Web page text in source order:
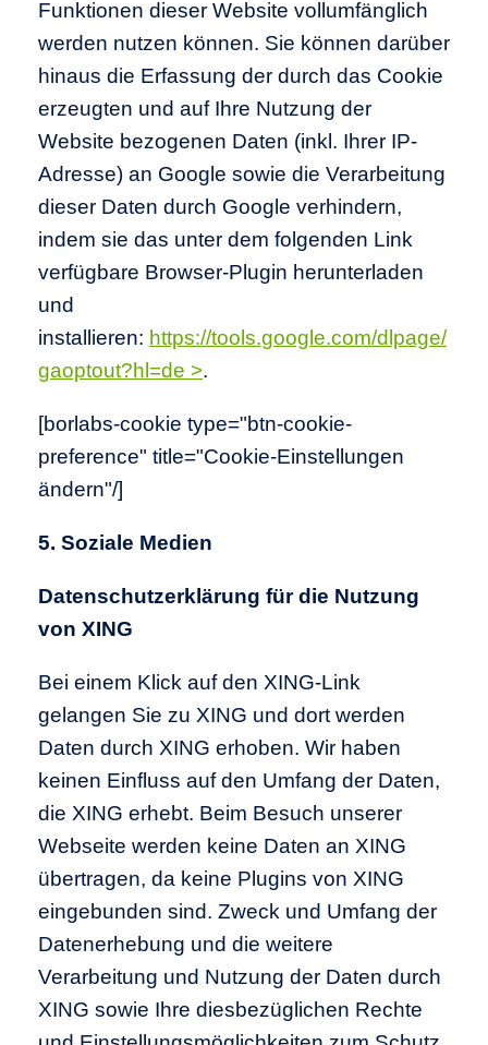
Funktionen dieser Website vollumfänglich
werden nutzen können. Sie können darüber
hinaus die Erfassung der durch das Cookie
erzeugten und auf Ihre Nutzung der
Website bezogenen Daten (inkl. Ihrer IP-
Adresse) an Google sowie die Verarbeitung
dieser Daten durch Google verhindern,
indem sie das unter dem folgenden Link
verfügbare Browser-Plugin herunterladen
und
installieren: https://tools.google.com/dlpage/
gaoptout?hl=de >.
[borlabs-cookie type="btn-cookie-
preference" title="Cookie-Einstellungen
ändern"/]
5. Soziale Medien
Datenschutzerklärung für die Nutzung
von XING
Bei einem Klick auf den XING-Link
gelangen Sie zu XING und dort werden
Daten durch XING erhoben. Wir haben
keinen Einfluss auf den Umfang der Daten,
die XING erhebt. Beim Besuch unserer
Webseite werden keine Daten an XING
übertragen, da keine Plugins von XING
eingebunden sind. Zweck und Umfang der
Datenerhebung und die weitere
Verarbeitung und Nutzung der Daten durch
XING sowie Ihre diesbezüglichen Rechte